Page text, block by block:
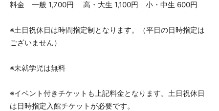
料金 一般 1,700円 高・大生 1,100円 小・中生 600円
※土日祝休日は時間指定制となります。（平日の日時指定は
ございません）
※未就学児は無料
※イベント付きチケットも上記料金となります。土日祝休日
は日時指定入館チケットが必要です。